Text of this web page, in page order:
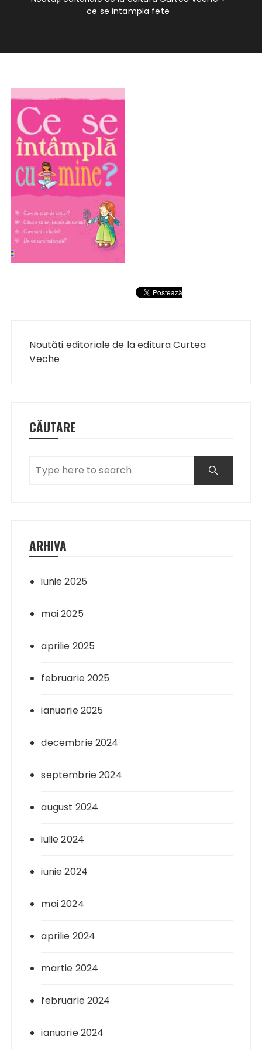
ce se intampla fete
articole
Noutăți editoriale de la editura Curtea
Veche
CĂUTARE
ARHIVA
iunie 2025
mai 2025
aprilie 2025
februarie 2025
ianuarie 2025
decembrie 2024
septembrie 2024
august 2024
iulie 2024
iunie 2024
mai 2024
aprilie 2024
martie 2024
februarie 2024
ianuarie 2024